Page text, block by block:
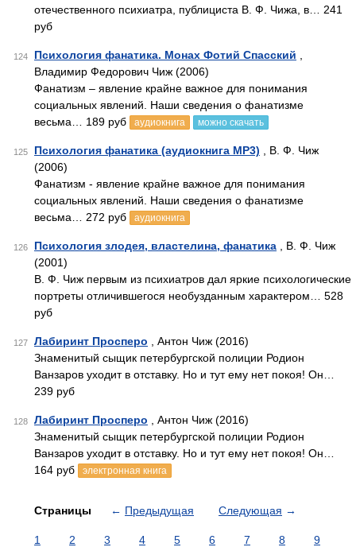
отечественного психиатра, публициста В. Ф. Чижа, в… 241
руб
124 Психология фанатика. Монах Фотий Спасский
Владимир Федорович Чиж (2006)
Фанатизм – явление крайне важное для понимания
социальных явлений. Наши сведения о фанатизме
весьма… 189 руб
аудиокнига можно скачать
125 Психология фанатика (аудиокнига MP3) , В. Ф. Чиж
(2006)
Фанатизм - явление крайне важное для понимания
социальных явлений. Наши сведения о фанатизме
весьма… 272 руб
аудиокнига
126 Психология злодея, властелина, фанатика , В. Ф. Чиж
(2001)
В. Ф. Чиж первым из психиатров дал яркие психологические
портреты отличившегося необузданным характером… 528
руб
127 Лабиринт Просперо , Антон Чиж (2016)
Знаменитый сыщик петербургской полиции Родион
Ванзаров уходит в отставку. Но и тут ему нет покоя! Он…
239 руб
128 Лабиринт Просперо , Антон Чиж (2016)
Знаменитый сыщик петербургской полиции Родион
Ванзаров уходит в отставку. Но и тут ему нет покоя! Он…
164 руб
электронная книга
Страницы ← Предыдущая Следующая →
1 2 3 4 5 6 7 8
9